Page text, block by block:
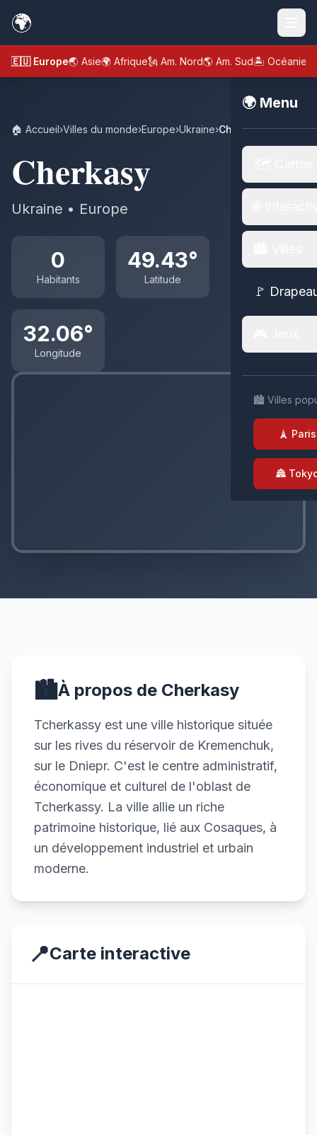
🌍
🇪🇺 Europe🌏 Asie🌍 Afrique🗽 Am. Nord🌎 Am. Sud🏝️ Océanie
🌍 Menu
🚩
🏙️ Villes
🗼 Paris
🏯
🏠 Accueil›Villes du monde›Europe›Ukraine›Cherkasy
Cherkasy
Ukraine • Europe
0
Habitants
49.43°
Latitude
32.06°
Longitude
🏙️À propos de Cherkasy
Tcherkassy est une ville historique située
sur les rives du réservoir de Kremenchuk,
sur le Dniepr. C'est le centre administratif,
économique et culturel de l'oblast de
Tcherkassy. La ville allie un riche
patrimoine historique, lié aux Cosaques, à
un développement industriel et urbain
moderne.
📍Carte interactive